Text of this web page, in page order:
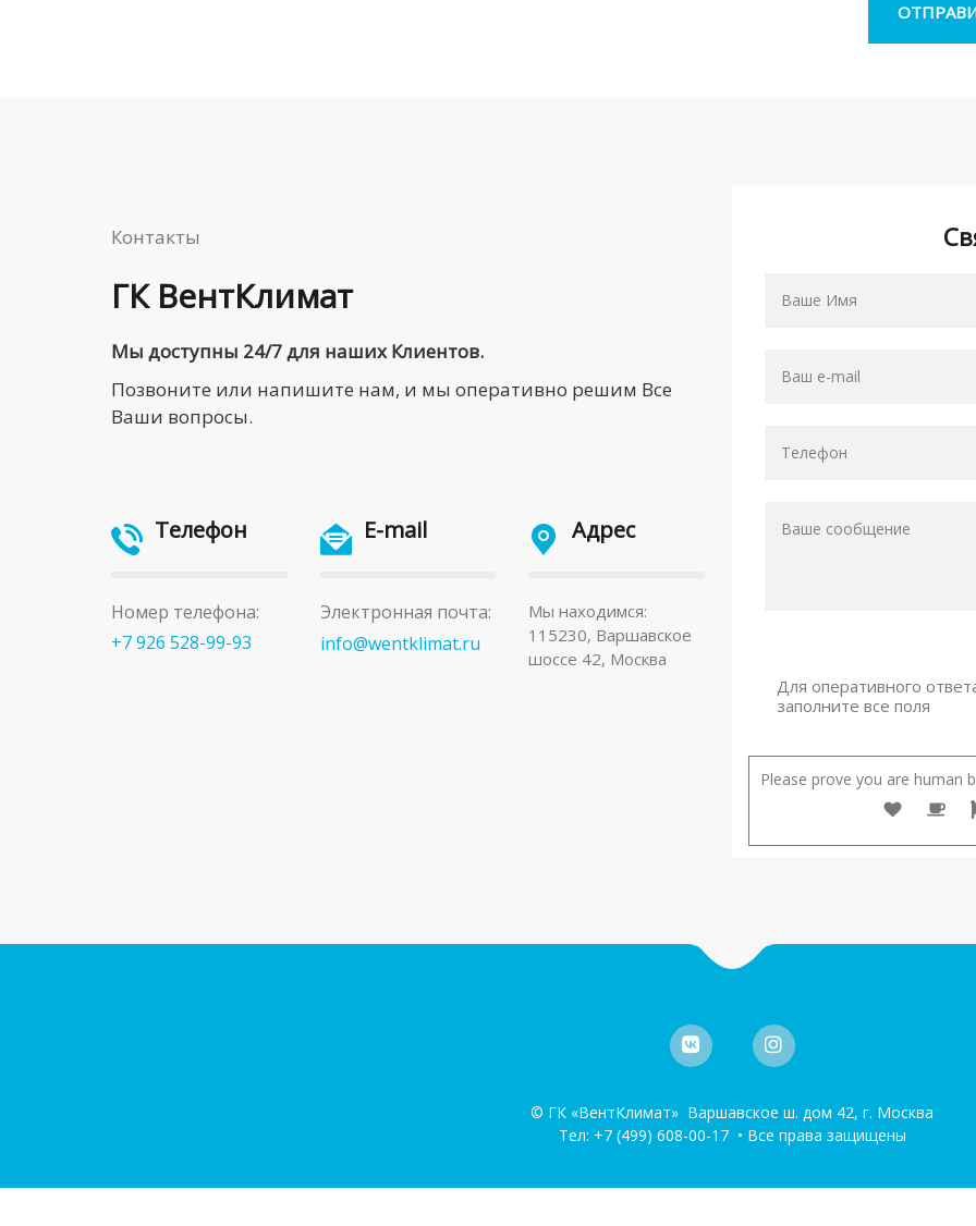
Контакты
ГК ВентКлимат
Мы доступны 24/7 для наших Клиентов.
Позвоните или напишите нам, и мы оперативно решим Все
Ваши вопросы.
Телефон
Номер телефона:
+7 926 528-99-93
E-mail
Электронная почта:
info@wentklimat.ru
Адрес
Мы находимся:
115230, Варшавское
шоссе 42, Москва
Для оперативного
заполните все поля
Please prove you are human
© ГК «ВентКлимат» Варшавское ш. дом 42, г. Москва
Тел: +7 (499) 608-00-17• Все права защищены